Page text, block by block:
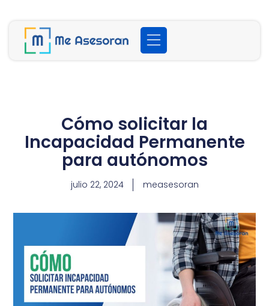
Cómo solicitar la
Incapacidad Permanente
para autónomos
julio 22, 2024 measesoran